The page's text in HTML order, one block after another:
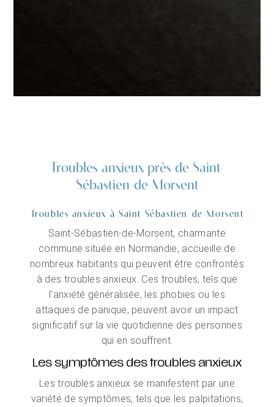
Troubles anxieux près de Saint-
Sébastien-de-Morsent
Troubles anxieux à Saint-Sébastien-de-Morsent
Saint-Sébastien-de-Morsent, charmante
commune située en Normandie, accueille de
nombreux habitants qui peuvent être confrontés
à des troubles anxieux. Ces troubles, tels que
l'anxiété généralisée, les phobies ou les
attaques de panique, peuvent avoir un impact
significatif sur la vie quotidienne des personnes
qui en souffrent.
Les symptômes des troubles anxieux
Les troubles anxieux se manifestent par une
variété de symptômes, tels que les palpitations,